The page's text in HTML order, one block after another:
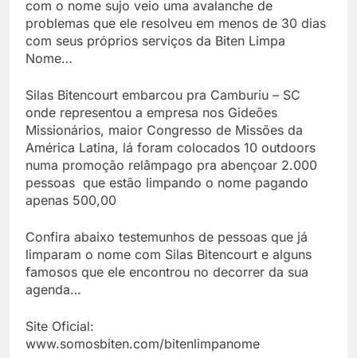
com o nome sujo veio uma avalanche de
problemas que ele resolveu em menos de 30 dias
com seus próprios serviços da Biten Limpa
Nome…
Silas Bitencourt embarcou pra Camburiu – SC
onde representou a empresa nos Gideões
Missionários, maior Congresso de Missões da
América Latina, lá foram colocados 10 outdoors
numa promoção relâmpago pra abençoar 2.000
pessoas que estão limpando o nome pagando
apenas 500,00
Confira abaixo testemunhos de pessoas que já
limparam o nome com Silas Bitencourt e alguns
famosos que ele encontrou no decorrer da sua
agenda…
Site Oficial:
www.somosbiten.com/bitenlimpanome